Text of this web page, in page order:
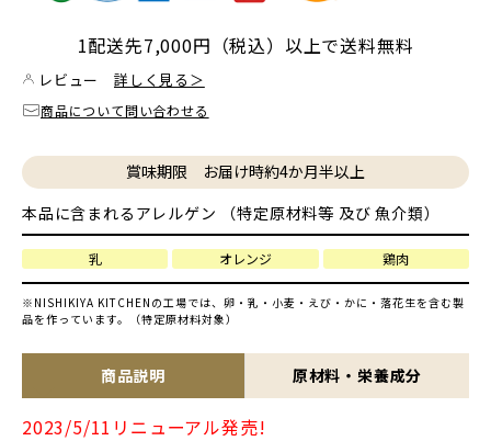
1配送先7,000円（税込）以上で送料無料
レビュー 詳しく見る＞
商品について問い合わせる
賞味期限 お届け時約4か月半以上
本品に含まれるアレルゲン （特定原材料等 及び 魚介類）
乳 オレンジ 鶏肉
※NISHIKIYA KITCHENの工場では、卵・乳・小麦・えび・かに・落花生を含む製
品を作っています。（特定原材料対象）
商品説明 原材料・栄養成分
2023/5/11リニューアル発売!